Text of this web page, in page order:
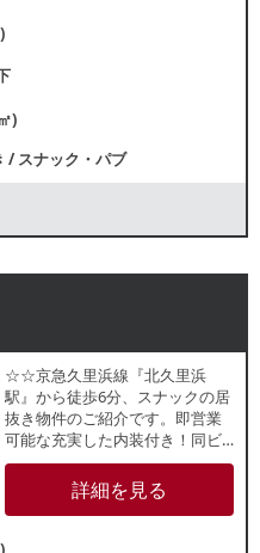
)
/スナック・パブ
☆☆京急久里浜線『北久里浜
駅』から徒歩6分、スナックの居
抜き物件のご紹介です。即営業
可能な充実した内装付き！同ビ
ル他フロアでもスナックが盛業
中！お手頃な賃貸条件のため、
ご検討の方はお早めにお問合せ
詳細を見る